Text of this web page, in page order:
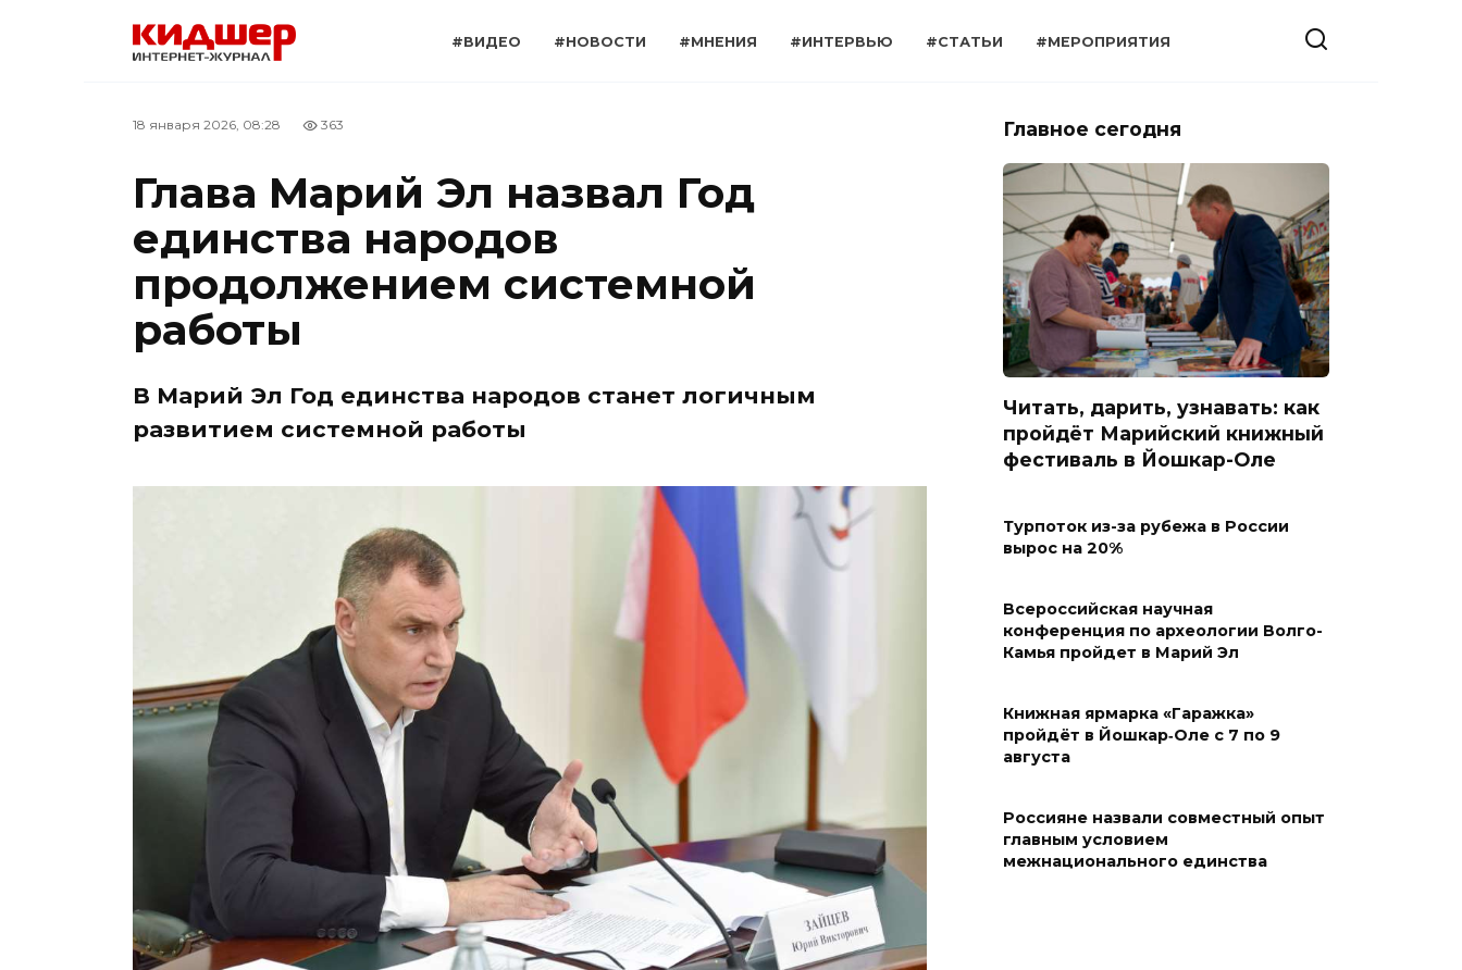
#ВИДЕО #НОВОСТИ #МНЕНИЯ #ИНТЕРВЬЮ #СТАТЬИ #МЕРОПРИЯТИЯ
18 января 2026, 08:28 363
Глава Марий Эл назвал Год
единства народов
продолжением системной
работы
В Марий Эл Год единства народов станет логичным
развитием системной работы
Главное сегодня
Читать, дарить, узнавать: как
пройдёт Марийский книжный
фестиваль в Йошкар-Оле
Турпоток из-за рубежа в России
вырос на 20%
Всероссийская научная
конференция по археологии Волго-
Камья пройдет в Марий Эл
Книжная ярмарка «Гаражка»
пройдёт в Йошкар‑Оле с 7 по 9
августа
Россияне назвали совместный опыт
главным условием
межнационального единства